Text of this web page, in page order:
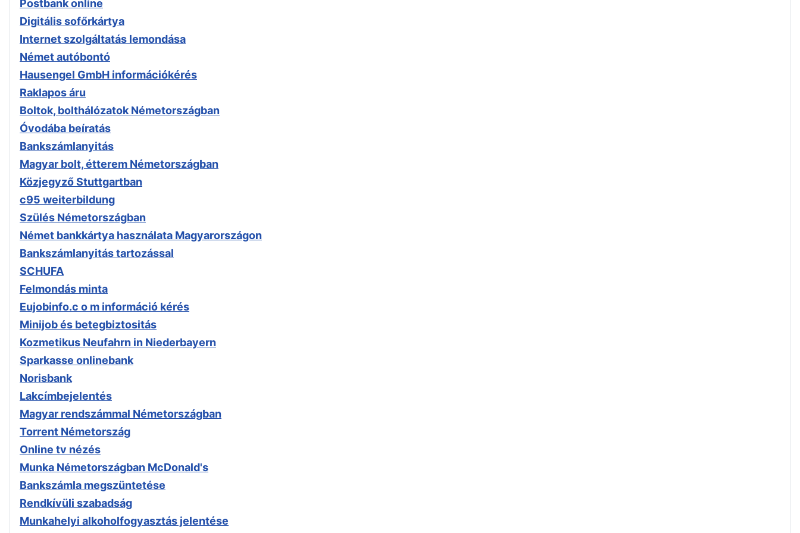
Postbank online
Digitális sofőrkártya
Internet szolgáltatás lemondása
Német autóbontó
Hausengel GmbH információkérés
Raklapos áru
Boltok, bolthálózatok Németországban
Óvodába beíratás
Bankszámlanyitás
Magyar bolt, étterem Németországban
Közjegyző Stuttgartban
c95 weiterbildung
Szülés Németországban
Német bankkártya használata Magyarországon
Bankszámlanyitás tartozással
SCHUFA
Felmondás minta
Eujobinfo.c o m információ kérés
Minijob és betegbiztositás
Kozmetikus Neufahrn in Niederbayern
Sparkasse onlinebank
Norisbank
Lakcímbejelentés
Magyar rendszámmal Németországban
Torrent Németország
Online tv nézés
Munka Németországban McDonald's
Bankszámla megszüntetése
Rendkívüli szabadság
Munkahelyi alkoholfogyasztás jelentése